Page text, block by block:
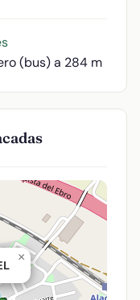
(bus) a 284 m
×